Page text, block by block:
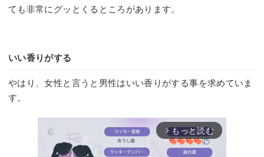
ても非常にグッとくるところがあります。
いい香りがする
やはり、女性と言うと男性はいい香りがする事を求めていま
す。
arrow_forward_ios もっと読む